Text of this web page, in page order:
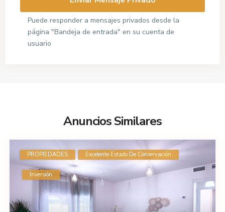
Puede responder a mensajes privados desde la
página "Bandeja de entrada" en su cuenta de
usuario
Anuncios Similares
PROPIEDADES Excelente Estado De Conservación
Inversión